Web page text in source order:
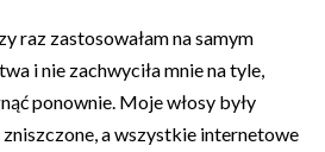
raz zastosowałam na samym
i nie zachwyciła mnie na tyle,
ponownie. Moje włosy były
a wszystkie internetowe